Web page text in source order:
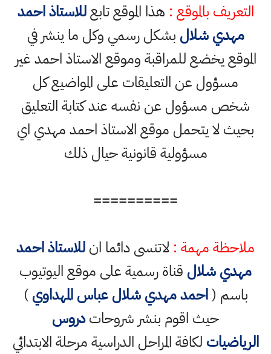
التعريف بالموقع : هذا الموقع تابعللاستاذ احمد
مهدي شلال بشكل رسمي وكل ما ينشر في
الموقع يخضع للمراقبة وموقع الاستاذ احمد غير
مسؤول عن التعليقات على المواضيع كل
شخص مسؤول عن نفسه عند كتابة التعليق
بحيث لا يتحمل موقع الاستاذ احمد مهدي اي
مسؤولية قانونية حيال ذلك
==========
ملاحظة مهمة : لاتنسى دائما انللاستاذ احمد
مهدي شلال قناة رسمية على موقع اليوتيوب
باسم (احمد مهدي شلال عباس المهداوي)
حيث اقوم بنشر شروحاتدروس
الرياضيات لكافة المراحل الدراسية مرحلة الابتدائي